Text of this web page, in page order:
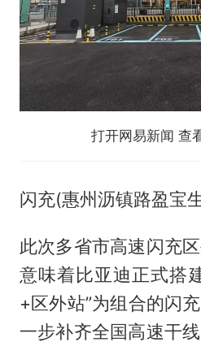
打开网易新闻 查
闪充(惠州沥镇路盈宝
此次多省市高速闪充
意味着比亚迪正式搭
+区外站”为组合的闪
一步补齐全国高速干